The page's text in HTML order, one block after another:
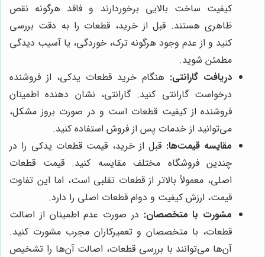
کیفیت ساخت بالایی برخوردارند و فاقد هرگونه نقص
ظاهری هستند. قبل از خرید، قطعات را به دقت بررسی
کنید و از عدم وجود هرگونه ترک، خوردگی، یا آسیب دیدگی
مطمئن شوید.
دریافت گارانتی: هنگام خرید قطعات یدکی، از فروشنده
درخواست گارانتی کنید. گارانتی، نشان دهنده اطمینان
فروشنده از کیفیت قطعات است و در صورت بروز مشکل،
می‌توانید از خدمات پس از فروش استفاده کنید.
مقایسه قیمت‌ها: قبل از خرید، قیمت قطعات یدکی را در
چندین فروشگاه مختلف مقایسه کنید. قیمت قطعات
اصلی، معمولاً بالاتر از قطعات تقلبی است، اما این تفاوت
قیمت، ارزش کیفیت و دوام قطعات اصلی را دارد.
مشورت با متخصصان: در صورت عدم اطمینان از اصالت
قطعات، با متخصصان و تعمیرکاران مجرب مشورت کنید.
آن‌ها می‌توانند با بررسی قطعات، اصالت آن‌ها را تشخیص